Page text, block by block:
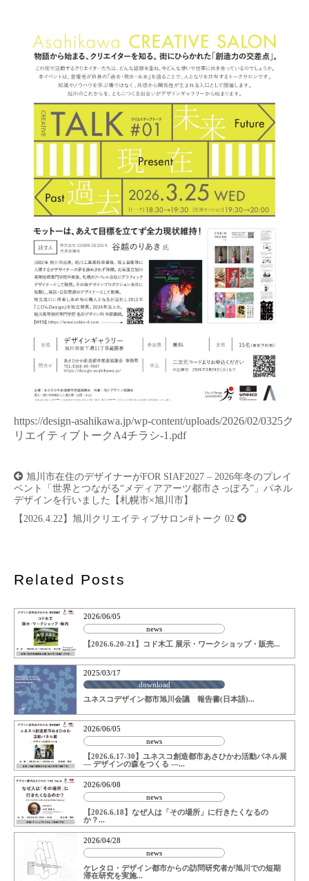
https://design-asahikawa.jp/wp-content/uploads/2026/02/0325ク
リエイティブトークA4チラシ-1.pdf
投
稿
ナ
ビ
ゲ
ー
旭川市在住のデザイナーがFOR SIAF2027 – 2026年冬のプレイ
ベント「世界とつながる“メディアアーツ都市さっぽろ”」パネル
デザインを行いました【札幌市×旭川市】
【2026.4.22】旭川クリエイティブサロン#トーク 02
Related Posts
2026/06/05
news
【2026.6.20-21】コド木工 展示・ワークショップ・販売...
2025/03/17
download
ユネスコデザイン都市旭川会議 報告書(日本語)...
2026/06/05
news
【2026.6.17-30】ユネスコ創造都市あさひかわ活動パネル展
― デザインの森をつくる ―...
2026/06/08
news
【2026.6.18】なぜ人は「その場所」に行きたくなるの
か？...
2026/04/28
news
ケレタロ・デザイン都市からの訪問研究者が旭川での短期
滞在研究を実施...